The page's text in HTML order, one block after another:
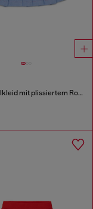
Baumwollkleid mit plissiertem Rock